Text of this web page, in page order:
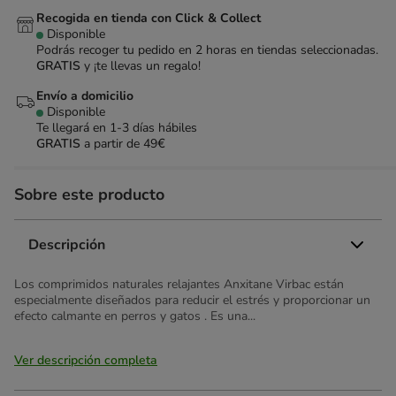
Recogida en tienda con Click & Collect
Disponible
Podrás recoger tu pedido en 2 horas en tiendas seleccionadas.
GRATIS y ¡te llevas un regalo!
Envío a domicilio
Disponible
Te llegará en 1-3 días hábiles
GRATIS a partir de 49€
Sobre este producto
Descripción
Los comprimidos naturales relajantes Anxitane Virbac están
especialmente diseñados para reducir el estrés y proporcionar un
efecto calmante en perros y gatos . Es una...
Ver descripción completa